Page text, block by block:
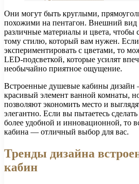
Они могут быть круглыми,
похожими на пентагон. Внешний вид
различные материалы и цвета, чтобы
тому стилю, который вам нужен.
экспериментировать с цветами, то
LED-подсветкой, которые усилят
необычайно приятное ощущение.
Встроенные душевые кабины дизайн
красивый элемент ванной комнаты,
позволяют экономить место и
элегантно. Если вы пытаетесь
более удобной и инновационной, то
кабина — отличный выбор для вас.
Тренды дизайна
кабин